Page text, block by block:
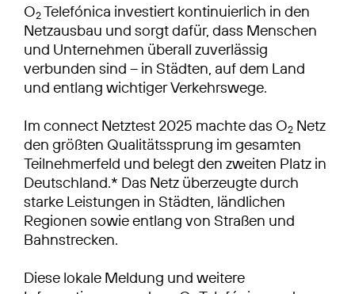
O2Telefónica investiert kontinuierlich in den
Netzausbau und sorgt dafür, dass Menschen
und Unternehmen überall zuverlässig
verbunden sind – in Städten, auf dem Land
und entlang wichtiger Verkehrswege.
Im connect Netztest 2025 machte das O2 Netz
den größten Qualitätssprung im gesamten
Teilnehmerfeld und belegt den zweiten Platz in
Deutschland.* Das Netz überzeugte durch
starke Leistungen in Städten, ländlichen
Regionen sowie entlang von Straßen und
Bahnstrecken.
Diese lokale Meldung und weitere